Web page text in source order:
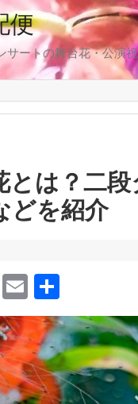
便
サートの舞台花・公演
とは？二
どを紹介
H
E
m
ail
有